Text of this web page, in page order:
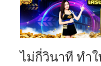
ไม่กี่วินาที ทำ